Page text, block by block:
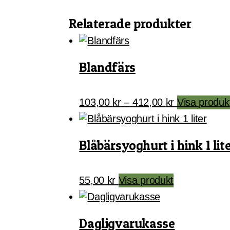
Relaterade produkter
Blandfärs
103,00 kr – 412,00 krPrisintervall:
103,00 kr
412,00 kr
Visa
Blåbärsyoghurt i hink 1
55,00 kr Visa produkt
Dagligvarukasse